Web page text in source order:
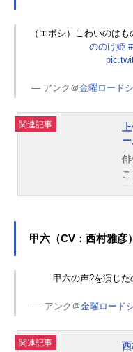
（エボシ）こわいのは
ののけ姫
— アンク＠金曜ロード
関連記事
甲六（CV：西村雅彦）
甲六の声?️を演じ
— アンク＠金曜ロード
関連記事